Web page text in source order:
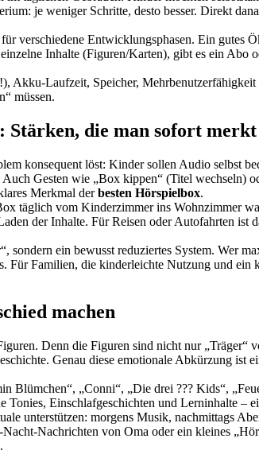
je weniger Schritte, desto besser. Direkt
verschiedene Entwicklungsphasen. Ein gutes
Inhalte (Figuren/Karten), gibt es ein Abo
Laufzeit, Speicher,
müssen.
Stärken, die man sofort merkt
konsequent löst: Kinder sollen Audio selbst
Gesten wie „Box kippen“ (Titel wechseln)
Merkmal derbesten Hörspielbox.
täglich vom Kinderzimmer ins Wohnzimmer
der Inhalte. Für Reisen oder Autofahrten ist
ein bewusst reduziertes System. Wer
Für Familien, die kinderleichte Nutzung und
machen
Denn die Figuren sind nicht nur
Genau diese emotionale Abkürzung ist
„Conni“, „Die drei ??? Kids“,
Einschlafgeschichten und Lerninhalte –
unterstützen: morgens Musik, nachmittags
Nachrichten von Oma oder ein kleines